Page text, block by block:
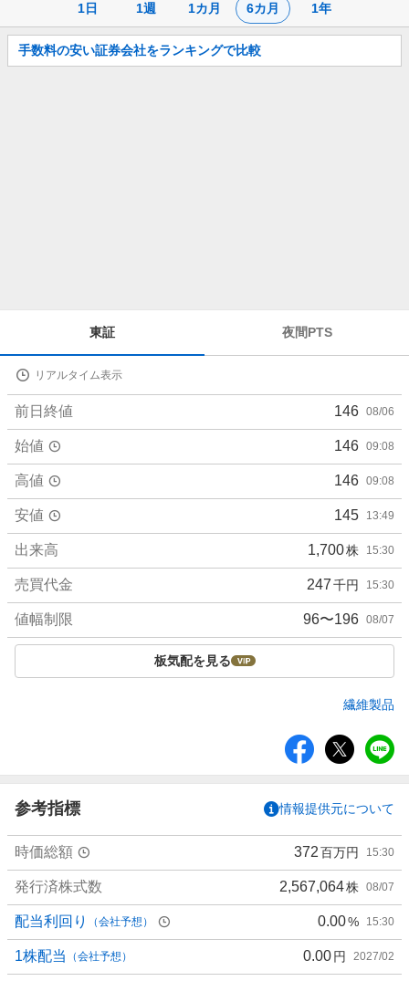
1日 1週 1カ月 6カ月 1年
お
知
手数料の安い証券会社をランキングで比較
詳
値
東証 夜間PTS
リアルタイム表示
前日終値 146 08/06
始値 146 09:08
高値 146 09:08
安値 145 13:49
出来高 1,700株 15:30
売買代金 247千円 15:30
値幅制限 96〜196 08/07
板気配を見る
繊維製品
ア
参考指標 情報提供元について
時価総額 372百万円 15:30
発行済株式数 2,567,064株 08/07
配当利回り （会社予想） 0.00% 15:30
1株配当 （会社予想） 0.00円 2027/02